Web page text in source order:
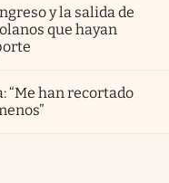
y la salida de
que hayan
“Me han recortado